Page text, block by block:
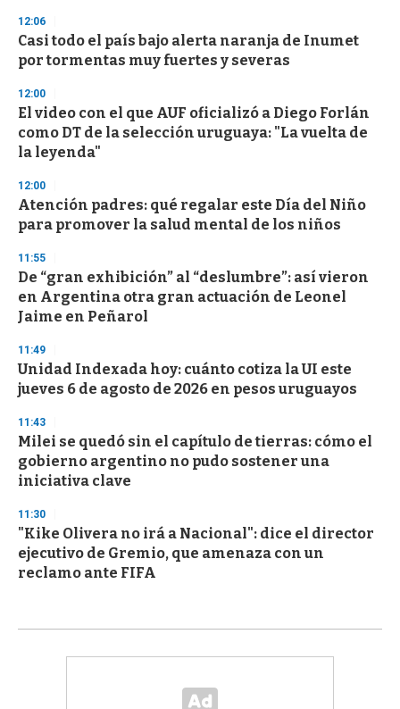
s
e
c
o
d
s
12:06
Casi todo el país bajo alerta naranja de Inumet
por tormentas muy fuertes y severas
12:00
El video con el que AUF oficializó a Diego Forlán
como DT de la selección uruguaya: "La vuelta de
la leyenda"
12:00
Atención padres: qué regalar este Día del Niño
para promover la salud mental de los niños
11:55
De “gran exhibición” al “deslumbre”: así vieron
en Argentina otra gran actuación de Leonel
Jaime en Peñarol
11:49
Unidad Indexada hoy: cuánto cotiza la UI este
jueves 6 de agosto de 2026 en pesos uruguayos
11:43
Milei se quedó sin el capítulo de tierras: cómo el
gobierno argentino no pudo sostener una
iniciativa clave
11:30
"Kike Olivera no irá a Nacional": dice el director
ejecutivo de Gremio, que amenaza con un
reclamo ante FIFA